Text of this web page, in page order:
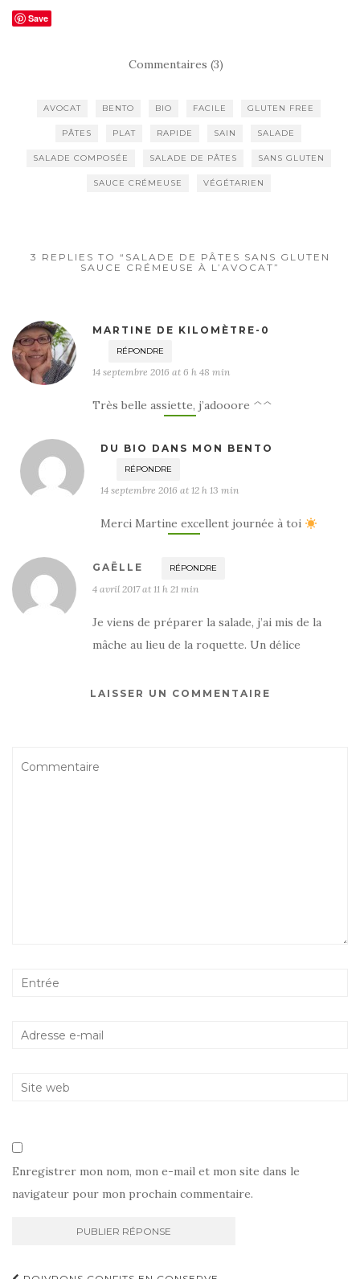
Save
Commentaires (3)
AVOCAT BENTO BIO FACILE GLUTEN FREE
PÂTES PLAT RAPIDE SAIN SALADE
SALADE COMPOSÉE SALADE DE PÂTES SANS GLUTEN
SAUCE CRÉMEUSE VÉGÉTARIEN
3 REPLIES TO “SALADE DE PÂTES SANS GLUTEN
SAUCE CRÉMEUSE À L’AVOCAT”
MARTINE DE KILOMÈTRE-0
RÉPONDRE
14 septembre 2016 at 6 h 48 min
Très belle assiette, j’adooore ^^
DU BIO DANS MON BENTO
RÉPONDRE
14 septembre 2016 at 12 h 13 min
Merci Martine excellent journée à toi
GAËLLE RÉPONDRE
4 avril 2017 at 11 h 21 min
Je viens de préparer la salade, j’ai mis de la
mâche au lieu de la roquette. Un délice
LAISSER UN COMMENTAIRE
Enregistrer mon nom, mon e-mail et mon site dans le
navigateur pour mon prochain commentaire.